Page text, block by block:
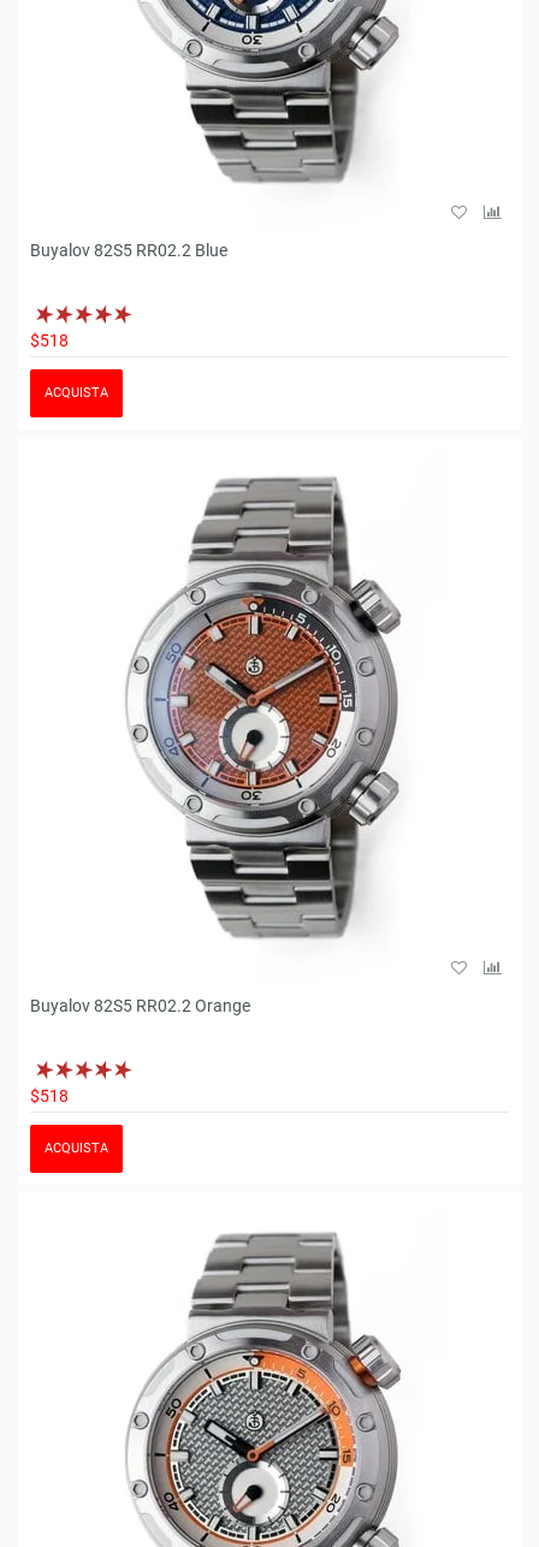
Buyalov 82S5 RR02.2 Blue
$518
ACQUISTA
Buyalov 82S5 RR02.2 Orange
$518
ACQUISTA